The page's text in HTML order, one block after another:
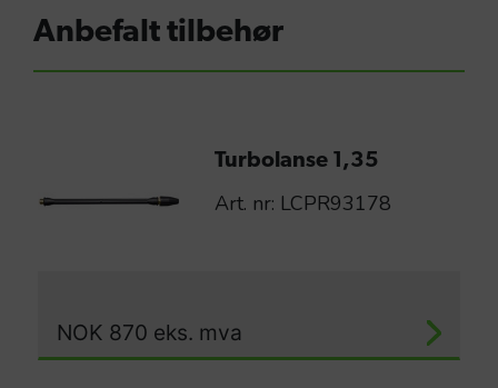
Anbefalt tilbehør
Turbolanse 1,35
Art. nr: LCPR93178
NOK 870 eks. mva